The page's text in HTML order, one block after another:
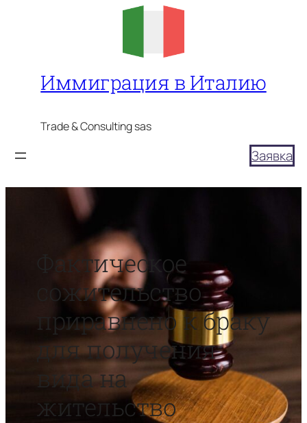
Иммиграция в Италию
Trade & Consulting sas
Заявка
Фактическое
сожительство
приравнено к браку
для получения
вида на
жительство